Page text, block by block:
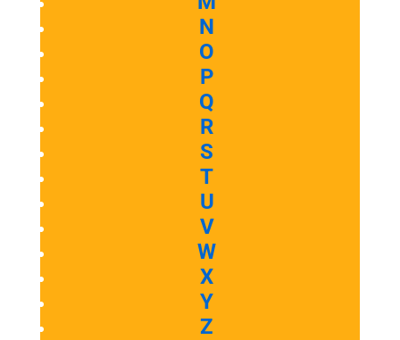
N
O
P
Q
R
S
T
U
V
W
X
Y
Z